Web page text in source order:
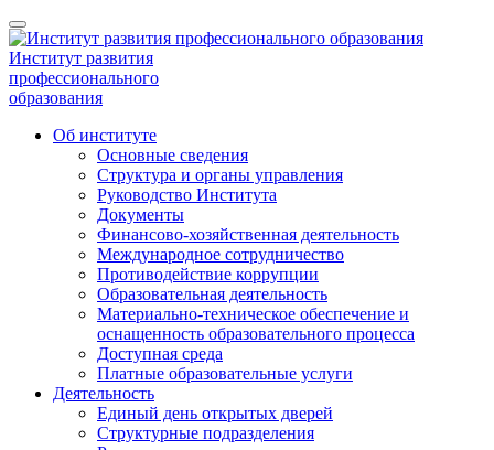
Институт развития
профессионального
образования
Об институте
Основные сведения
Структура и органы управления
Руководство Института
Документы
Финансово-хозяйственная деятельность
Международное сотрудничество
Противодействие коррупции
Образовательная деятельность
Материально-техническое обеспечение и
оснащенность образовательного процесса
Доступная среда
Платные образовательные услуги
Деятельность
Единый день открытых дверей
Структурные подразделения